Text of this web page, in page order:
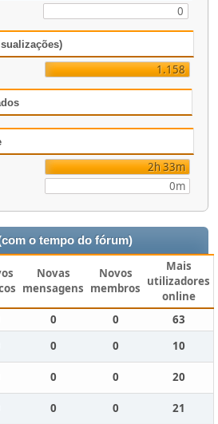
0
1.158
2h 33m
0m
o tempo do fórum)
Novas
mensagens
Novos
membros
Mais
utilizadores
online
0 0
63
0 0
10
0 0
20
0 0
21